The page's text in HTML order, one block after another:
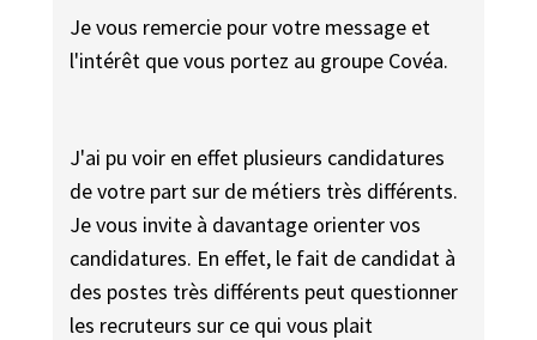
Je vous remercie pour votre message et
l'intérêt que vous portez au groupe Covéa.
J'ai pu voir en effet plusieurs candidatures
de votre part sur de métiers très différents.
Je vous invite à davantage orienter vos
candidatures. En effet, le fait de candidat à
des postes très différents peut questionner
les recruteurs sur ce qui vous plait